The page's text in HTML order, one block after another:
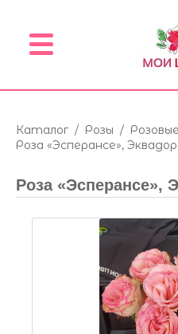
Menu
Каталог / Розы /
Роза «Эсперансе», Эквадор
Роза «Эсперансе»,